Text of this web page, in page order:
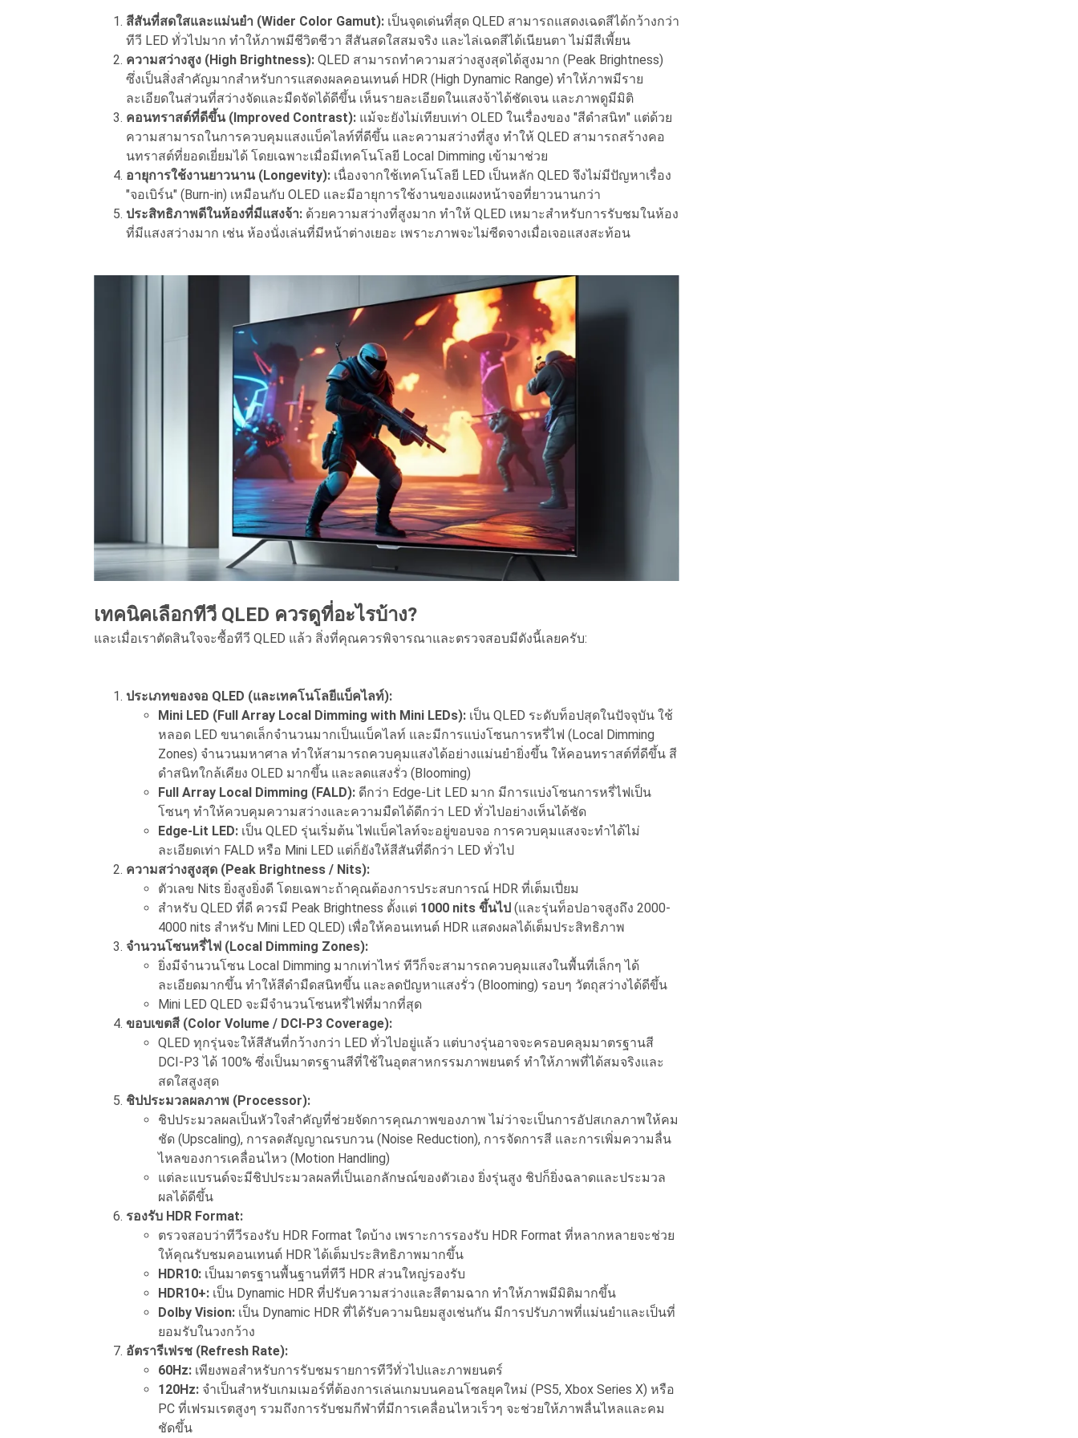
สีสันที่สดใสและแม่นยำ (Wider Color Gamut): เป็นจุดเด่นที่สุด QLED สามารถแสดงเฉดสีได้กว้างกว่า
ทีวี LED ทั่วไปมาก ทำให้ภาพมีชีวิตชีวา สีสันสดใสสมจริง และไล่เฉดสีได้เนียนตา ไม่มีสีเพี้ยน
ความสว่างสูง (High Brightness): QLED สามารถทำความสว่างสูงสุดได้สูงมาก (Peak Brightness)
ซึ่งเป็นสิ่งสำคัญมากสำหรับการแสดงผลคอนเทนต์ HDR (High Dynamic Range) ทำให้ภาพมีราย
ละเอียดในส่วนที่สว่างจัดและมืดจัดได้ดีขึ้น เห็นรายละเอียดในแสงจ้าได้ชัดเจน และภาพดูมีมิติ
คอนทราสต์ที่ดีขึ้น (Improved Contrast): แม้จะยังไม่เทียบเท่า OLED ในเรื่องของ "สีดำสนิท" แต่ด้วย
ความสามารถในการควบคุมแสงแบ็คไลท์ที่ดีขึ้น และความสว่างที่สูง ทำให้ QLED สามารถสร้างคอ
นทราสต์ที่ยอดเยี่ยมได้ โดยเฉพาะเมื่อมีเทคโนโลยี Local Dimming เข้ามาช่วย
อายุการใช้งานยาวนาน (Longevity): เนื่องจากใช้เทคโนโลยี LED เป็นหลัก QLED จึงไม่มีปัญหาเรื่อง
"จอเบิร์น" (Burn-in) เหมือนกับ OLED และมีอายุการใช้งานของแผงหน้าจอที่ยาวนานกว่า
ประสิทธิภาพดีในห้องที่มีแสงจ้า: ด้วยความสว่างที่สูงมาก ทำให้ QLED เหมาะสำหรับการรับชมในห้อง
ที่มีแสงสว่างมาก เช่น ห้องนั่งเล่นที่มีหน้าต่างเยอะ เพราะภาพจะไม่ซีดจางเมื่อเจอแสงสะท้อน
เทคนิคเลือกทีวี QLED ควรดูที่อะไรบ้าง?
และเมื่อเราตัดสินใจจะซื้อทีวี QLED แล้ว สิ่งที่คุณควรพิจารณาและตรวจสอบมีดังนี้เลยครับ:
ประเภทของจอ QLED (และเทคโนโลยีแบ็คไลท์):
Mini LED (Full Array Local Dimming with Mini LEDs): เป็น QLED ระดับท็อปสุดในปัจจุบัน ใช้
หลอด LED ขนาดเล็กจำนวนมากเป็นแบ็คไลท์ และมีการแบ่งโซนการหรี่ไฟ (Local Dimming
Zones) จำนวนมหาศาล ทำให้สามารถควบคุมแสงได้อย่างแม่นยำยิ่งขึ้น ให้คอนทราสต์ที่ดีขึ้น สี
ดำสนิทใกล้เคียง OLED มากขึ้น และลดแสงรั่ว (Blooming)
Full Array Local Dimming (FALD): ดีกว่า Edge-Lit LED มาก มีการแบ่งโซนการหรี่ไฟเป็น
โซนๆ ทำให้ควบคุมความสว่างและความมืดได้ดีกว่า LED ทั่วไปอย่างเห็นได้ชัด
Edge-Lit LED: เป็น QLED รุ่นเริ่มต้น ไฟแบ็คไลท์จะอยู่ขอบจอ การควบคุมแสงจะทำได้ไม่
ละเอียดเท่า FALD หรือ Mini LED แต่ก็ยังให้สีสันที่ดีกว่า LED ทั่วไป
ความสว่างสูงสุด (Peak Brightness / Nits):
ตัวเลข Nits ยิ่งสูงยิ่งดี โดยเฉพาะถ้าคุณต้องการประสบการณ์ HDR ที่เต็มเปี่ยม
สำหรับ QLED ที่ดี ควรมี Peak Brightness ตั้งแต่ 1000 nits ขึ้นไป (และรุ่นท็อปอาจสูงถึง 2000-
4000 nits สำหรับ Mini LED QLED) เพื่อให้คอนเทนต์ HDR แสดงผลได้เต็มประสิทธิภาพ
จำนวนโซนหรี่ไฟ (Local Dimming Zones):
ยิ่งมีจำนวนโซน Local Dimming มากเท่าไหร่ ทีวีก็จะสามารถควบคุมแสงในพื้นที่เล็กๆ ได้
ละเอียดมากขึ้น ทำให้สีดำมืดสนิทขึ้น และลดปัญหาแสงรั่ว (Blooming) รอบๆ วัตถุสว่างได้ดีขึ้น
Mini LED QLED จะมีจำนวนโซนหรี่ไฟที่มากที่สุด
ขอบเขตสี (Color Volume / DCI-P3 Coverage):
QLED ทุกรุ่นจะให้สีสันที่กว้างกว่า LED ทั่วไปอยู่แล้ว แต่บางรุ่นอาจจะครอบคลุมมาตรฐานสี
DCI-P3 ได้ 100% ซึ่งเป็นมาตรฐานสีที่ใช้ในอุตสาหกรรมภาพยนตร์ ทำให้ภาพที่ได้สมจริงและ
สดใสสูงสุด
ชิปประมวลผลภาพ (Processor):
ชิปประมวลผลเป็นหัวใจสำคัญที่ช่วยจัดการคุณภาพของภาพ ไม่ว่าจะเป็นการอัปสเกลภาพให้คม
ชัด (Upscaling), การลดสัญญาณรบกวน (Noise Reduction), การจัดการสี และการเพิ่มความลื่น
ไหลของการเคลื่อนไหว (Motion Handling)
แต่ละแบรนด์จะมีชิปประมวลผลที่เป็นเอกลักษณ์ของตัวเอง ยิ่งรุ่นสูง ชิปก็ยิ่งฉลาดและประมวล
ผลได้ดีขึ้น
รองรับ HDR Format:
ตรวจสอบว่าทีวีรองรับ HDR Format ใดบ้าง เพราะการรองรับ HDR Format ที่หลากหลายจะช่วย
ให้คุณรับชมคอนเทนต์ HDR ได้เต็มประสิทธิภาพมากขึ้น
HDR10: เป็นมาตรฐานพื้นฐานที่ทีวี HDR ส่วนใหญ่รองรับ
HDR10+: เป็น Dynamic HDR ที่ปรับความสว่างและสีตามฉาก ทำให้ภาพมีมิติมากขึ้น
Dolby Vision: เป็น Dynamic HDR ที่ได้รับความนิยมสูงเช่นกัน มีการปรับภาพที่แม่นยำและเป็นที่
ยอมรับในวงกว้าง
อัตรารีเฟรช (Refresh Rate):
60Hz: เพียงพอสำหรับการรับชมรายการทีวีทั่วไปและภาพยนตร์
120Hz: จำเป็นสำหรับเกมเมอร์ที่ต้องการเล่นเกมบนคอนโซลยุคใหม่ (PS5, Xbox Series X) หรือ
PC ที่เฟรมเรตสูงๆ รวมถึงการรับชมกีฬาที่มีการเคลื่อนไหวเร็วๆ จะช่วยให้ภาพลื่นไหลและคม
ชัดขึ้น